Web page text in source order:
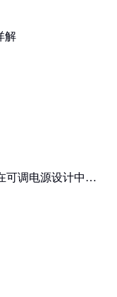
解
可调电源设计中的